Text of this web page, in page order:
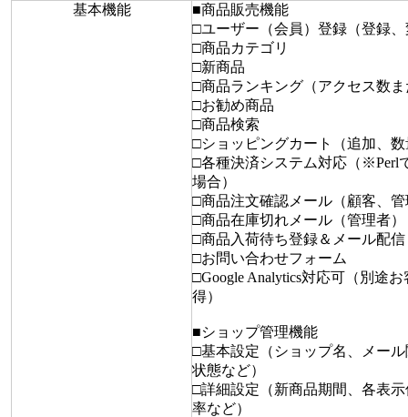
基本機能
■商品販売機能
□ユーザー（会員）登録（登録
□商品カテゴリ
□新商品
□商品ランキング（アクセス数
□お勧め商品
□商品検索
□ショッピングカート（追加、
□各種決済システム対応（※Perl
場合）
□商品注文確認メール（顧客、
□商品在庫切れメール（管理者）
□商品入荷待ち登録＆メール配信
□お問い合わせフォーム
□Google Analytics対応可（別途
得）
■ショップ管理機能
□基本設定（ショップ名、メー
状態など）
□詳細設定（新商品期間、各表
率など）